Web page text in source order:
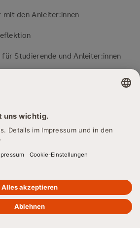
mit den Anleiter:innen
Studierende und Anleiter:innen
schreiben Sie uns
university.de
ist gerne für Sie da.